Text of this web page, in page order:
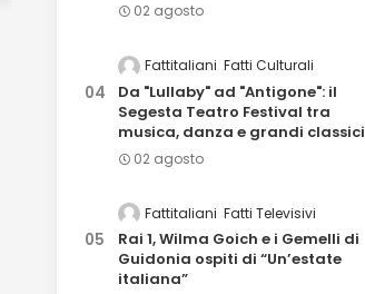
02 agosto
Fattitaliani Fatti Culturali
Da "Lullaby" ad "Antigone": il
Segesta Teatro Festival tra
musica, danza e grandi classici
02 agosto
Fattitaliani Fatti Televisivi
Rai 1, Wilma Goich e i Gemelli di
Guidonia ospiti di “Un’estate
italiana”